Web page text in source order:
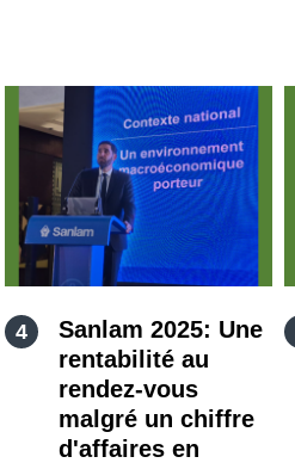
Sanlam 2025: Une
rentabilité au
rendez-vous
malgré un chiffre
d'affaires en